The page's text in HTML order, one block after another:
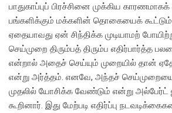
பாதுகாப்புப் பிரச்சினை முக்கிய
பங்களிக்கும் மக்களின் தொகையைக் கூட்டும்
ஏதையாவது ஏன் சிந்திக்க முடியாமற்
செய்முறை திரும்பத் திரும்ப எதிர்பார்த்த
என்றால் அதைச் செய்யும் முறையில் தான்
என்று அர்த்தம். எனவே, அந்தச் செய்முறையை
முதலில் யோசிக்க வேண்டும் என்று
கூறினார். இது மேற்படி எதிர்ப்பு